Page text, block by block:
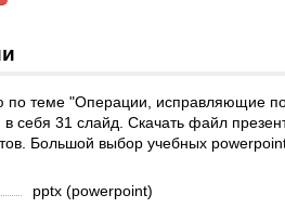
по теме "Операции, исправляющие
себя 31 слайд. Скачать файл
Большой выбор учебных
pptx (powerpoint)